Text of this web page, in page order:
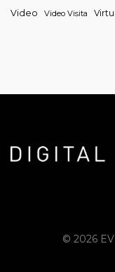
Video Video Visita
© 2026